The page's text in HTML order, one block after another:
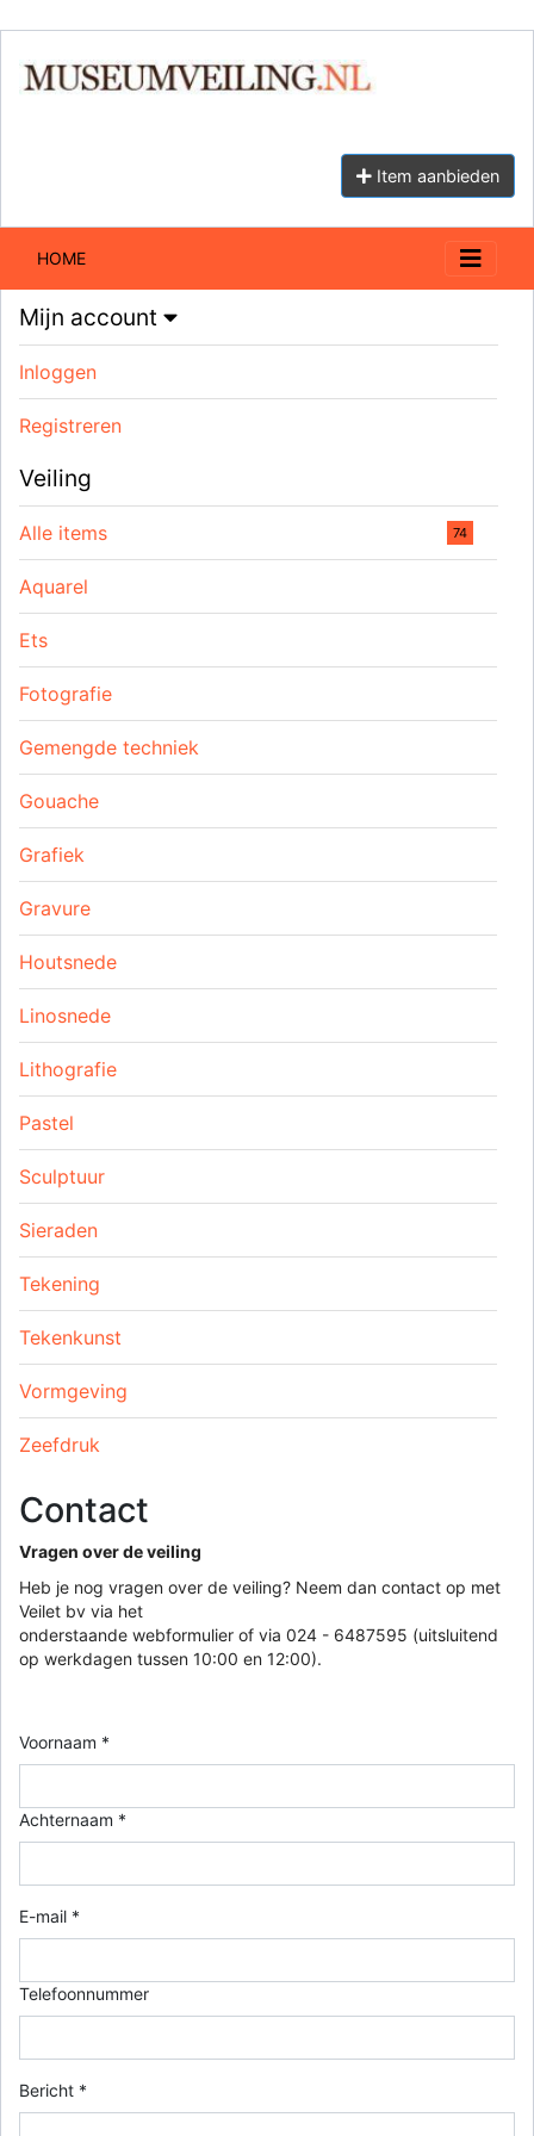
Item aanbieden
HOME
Mijn account
Inloggen
Registreren
Veiling
Alle items 74
Aquarel
Ets
Fotografie
Gemengde techniek
Gouache
Grafiek
Gravure
Houtsnede
Linosnede
Lithografie
Pastel
Sculptuur
Sieraden
Tekening
Tekenkunst
Vormgeving
Zeefdruk
Contact
Vragen over de veiling
Heb je nog vragen over de veiling? Neem dan contact op met
Veilet bv via het
onderstaande webformulier of via 024 - 6487595 (uitsluitend
op werkdagen tussen 10:00 en 12:00).
Voornaam *
Achternaam *
E-mail *
Telefoonnummer
Bericht *